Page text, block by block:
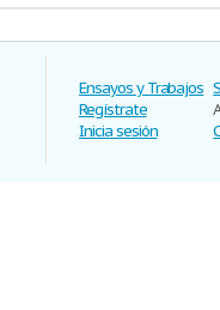
Ensayos y Trabajos
Regístrate
Inicia sesión